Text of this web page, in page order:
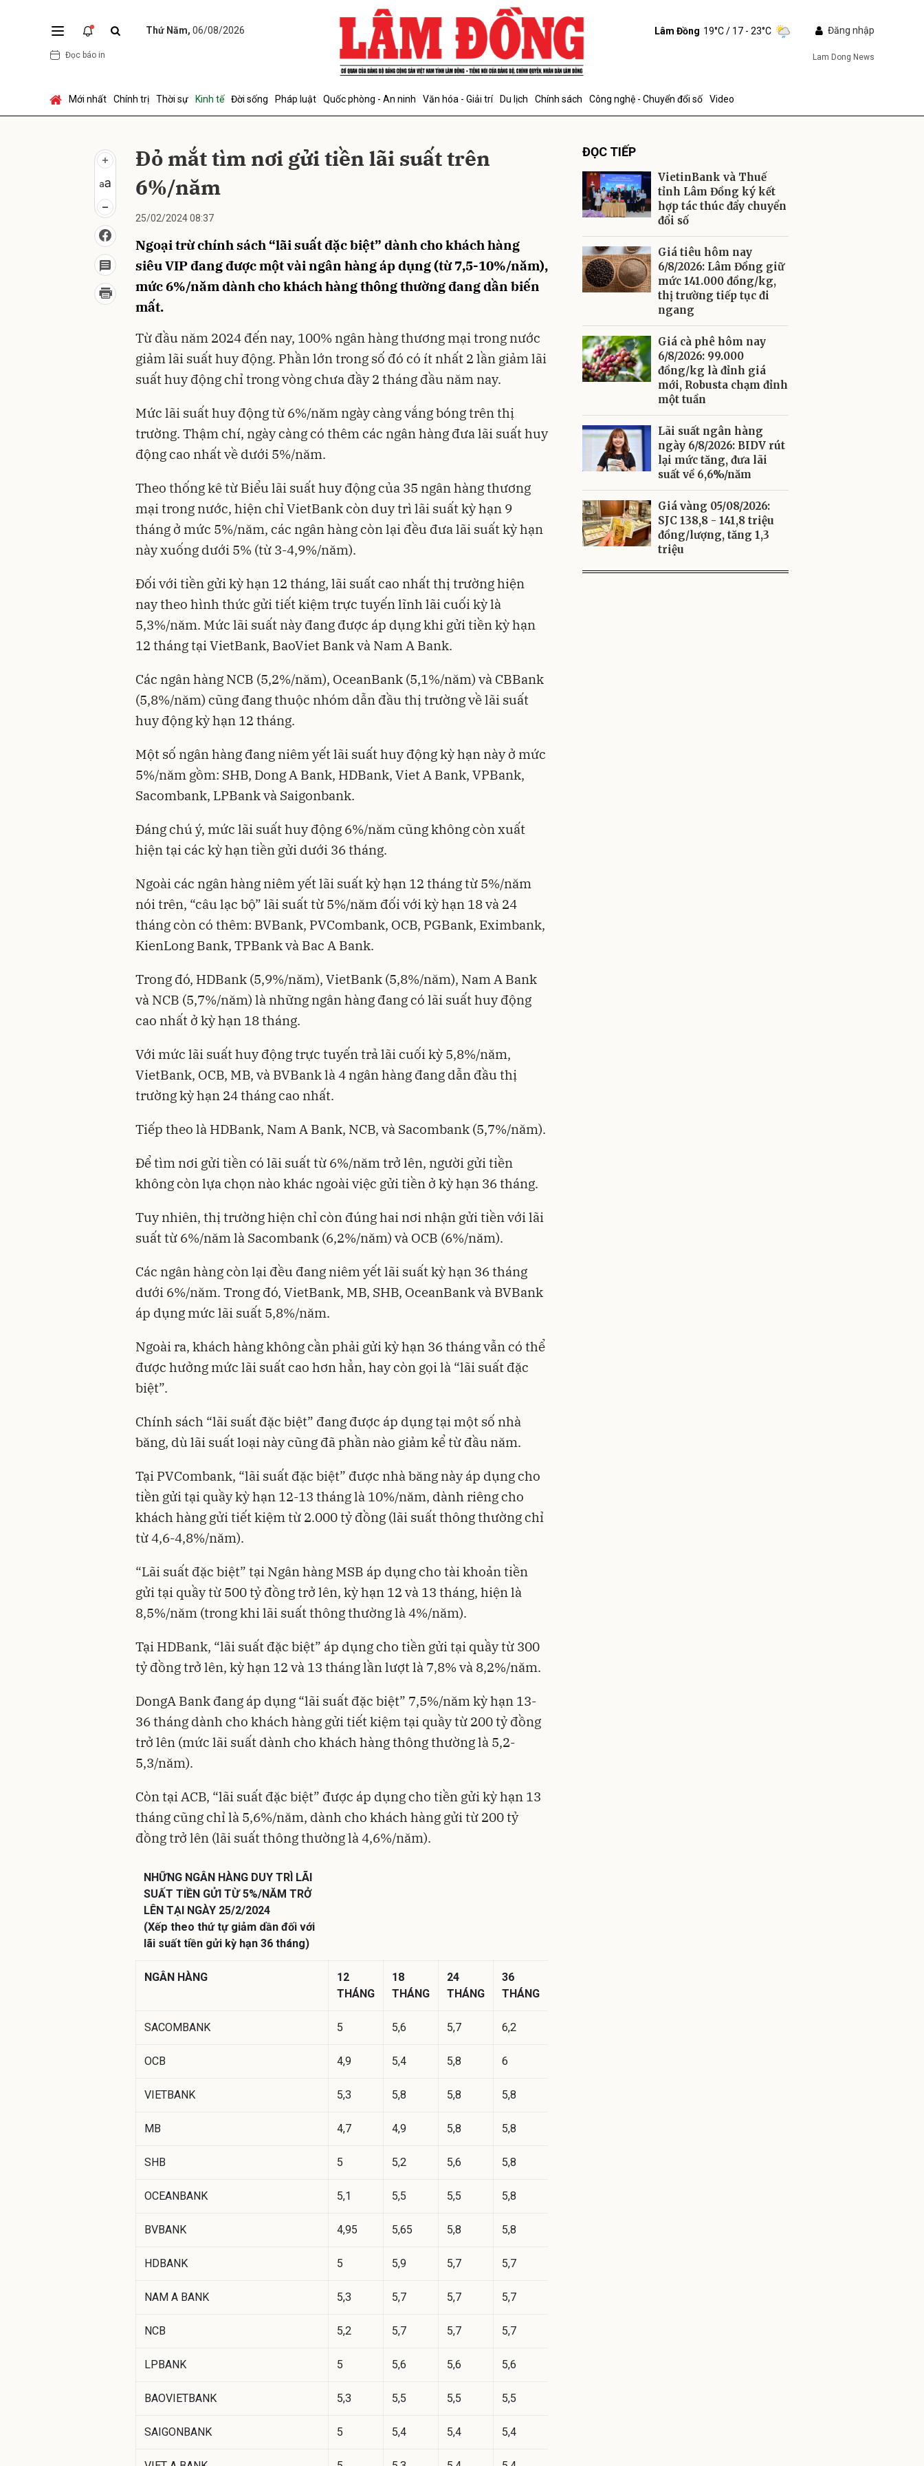
Thứ Năm, 06/08/2026
Đọc báo in
Lâm Đồng 19°C/ 17 - 23°C Đăng nhập
Lam Dong News
Mới nhất Chính trị Thời sự Kinh tế Đời sống Pháp luật Quốc phòng - An ninh Văn hóa - Giải trí Du lịch Chính sách Công nghệ - Chuyển đổi số Video
Đỏ mắt tìm nơi gửi tiền lãi suất trên
6%/năm
25/02/2024 08:37
Ngoại trừ chính sách “lãi suất đặc biệt” dành cho khách hàng
siêu VIP đang được một vài ngân hàng áp dụng (từ 7,5-10%/năm),
mức 6%/năm dành cho khách hàng thông thường đang dần biến
mất.
Từ đầu năm 2024 đến nay, 100% ngân hàng thương mại trong nước
giảm lãi suất huy động. Phần lớn trong số đó có ít nhất 2 lần giảm lãi
suất huy động chỉ trong vòng chưa đầy 2 tháng đầu năm nay.
Mức lãi suất huy động từ 6%/năm ngày càng vắng bóng trên thị
trường. Thậm chí, ngày càng có thêm các ngân hàng đưa lãi suất huy
động cao nhất về dưới 5%/năm.
Theo thống kê từ Biểu lãi suất huy động của 35 ngân hàng thương
mại trong nước, hiện chỉ VietBank còn duy trì lãi suất kỳ hạn 9
tháng ở mức 5%/năm, các ngân hàng còn lại đều đưa lãi suất kỳ hạn
này xuống dưới 5% (từ 3-4,9%/năm).
Đối với tiền gửi kỳ hạn 12 tháng, lãi suất cao nhất thị trường hiện
nay theo hình thức gửi tiết kiệm trực tuyến lĩnh lãi cuối kỳ là
5,3%/năm. Mức lãi suất này đang được áp dụng khi gửi tiền kỳ hạn
12 tháng tại VietBank, BaoViet Bank và Nam A Bank.
Các ngân hàng NCB (5,2%/năm), OceanBank (5,1%/năm) và CBBank
(5,8%/năm) cũng đang thuộc nhóm dẫn đầu thị trường về lãi suất
huy động kỳ hạn 12 tháng.
Một số ngân hàng đang niêm yết lãi suất huy động kỳ hạn này ở mức
5%/năm gồm: SHB, Dong A Bank, HDBank, Viet A Bank, VPBank,
Sacombank, LPBank và Saigonbank.
Đáng chú ý, mức lãi suất huy động 6%/năm cũng không còn xuất
hiện tại các kỳ hạn tiền gửi dưới 36 tháng.
Ngoài các ngân hàng niêm yết lãi suất kỳ hạn 12 tháng từ 5%/năm
nói trên, “câu lạc bộ” lãi suất từ 5%/năm đối với kỳ hạn 18 và 24
tháng còn có thêm: BVBank, PVCombank, OCB, PGBank, Eximbank,
KienLong Bank, TPBank và Bac A Bank.
Trong đó, HDBank (5,9%/năm), VietBank (5,8%/năm), Nam A Bank
và NCB (5,7%/năm) là những ngân hàng đang có lãi suất huy động
cao nhất ở kỳ hạn 18 tháng.
Với mức lãi suất huy động trực tuyến trả lãi cuối kỳ 5,8%/năm,
VietBank, OCB, MB, và BVBank là 4 ngân hàng đang dẫn đầu thị
trường kỳ hạn 24 tháng cao nhất.
Tiếp theo là HDBank, Nam A Bank, NCB, và Sacombank (5,7%/năm).
Để tìm nơi gửi tiền có lãi suất từ 6%/năm trở lên, người gửi tiền
không còn lựa chọn nào khác ngoài việc gửi tiền ở kỳ hạn 36 tháng.
Tuy nhiên, thị trường hiện chỉ còn đúng hai nơi nhận gửi tiền với lãi
suất từ 6%/năm là Sacombank (6,2%/năm) và OCB (6%/năm).
Các ngân hàng còn lại đều đang niêm yết lãi suất kỳ hạn 36 tháng
dưới 6%/năm. Trong đó, VietBank, MB, SHB, OceanBank và BVBank
áp dụng mức lãi suất 5,8%/năm.
Ngoài ra, khách hàng không cần phải gửi kỳ hạn 36 tháng vẫn có thể
được hưởng mức lãi suất cao hơn hẳn, hay còn gọi là “lãi suất đặc
biệt”.
Chính sách “lãi suất đặc biệt” đang được áp dụng tại một số nhà
băng, dù lãi suất loại này cũng đã phần nào giảm kể từ đầu năm.
Tại PVCombank, “lãi suất đặc biệt” được nhà băng này áp dụng cho
tiền gửi tại quầy kỳ hạn 12-13 tháng là 10%/năm, dành riêng cho
khách hàng gửi tiết kiệm từ 2.000 tỷ đồng (lãi suất thông thường chỉ
từ 4,6-4,8%/năm).
“Lãi suất đặc biệt” tại Ngân hàng MSB áp dụng cho tài khoản tiền
gửi tại quầy từ 500 tỷ đồng trở lên, kỳ hạn 12 và 13 tháng, hiện là
8,5%/năm (trong khi lãi suất thông thường là 4%/năm).
Tại HDBank, “lãi suất đặc biệt” áp dụng cho tiền gửi tại quầy từ 300
tỷ đồng trở lên, kỳ hạn 12 và 13 tháng lần lượt là 7,8% và 8,2%/năm.
DongA Bank đang áp dụng “lãi suất đặc biệt” 7,5%/năm kỳ hạn 13-
36 tháng dành cho khách hàng gửi tiết kiệm tại quầy từ 200 tỷ đồng
trở lên (mức lãi suất dành cho khách hàng thông thường là 5,2-
5,3/năm).
Còn tại ACB, “lãi suất đặc biệt” được áp dụng cho tiền gửi kỳ hạn 13
tháng cũng chỉ là 5,6%/năm, dành cho khách hàng gửi từ 200 tỷ
đồng trở lên (lãi suất thông thường là 4,6%/năm).
NHỮNG NGÂN HÀNG DUY TRÌ LÃI
SUẤT TIỀN GỬI TỪ 5%/NĂM TRỞ
LÊN TẠI NGÀY 25/2/2024
(Xếp theo thứ tự giảm dần đối với
lãi suất tiền gửi kỳ hạn 36 tháng)
NGÂN HÀNG
12
THÁNG
18
THÁNG
24
THÁNG
36
THÁNG
SACOMBANK 5 5,6 5,7 6,2
OCB 4,9 5,4 5,8 6
VIETBANK 5,3 5,8 5,8 5,8
MB 4,7 4,9 5,8 5,8
SHB 5 5,2 5,6 5,8
OCEANBANK 5,1 5,5 5,5 5,8
BVBANK 4,95 5,65 5,8 5,8
HDBANK 5 5,9 5,7 5,7
NAM A BANK 5,3 5,7 5,7 5,7
NCB 5,2 5,7 5,7 5,7
LPBANK 5 5,6 5,6 5,6
BAOVIETBANK 5,3 5,5 5,5 5,5
SAIGONBANK 5 5,4 5,4 5,4
ĐỌC TIẾP
VietinBank và Thuế
tỉnh Lâm Đồng ký kết
hợp tác thúc đẩy chuyển
đổi số
Giá tiêu hôm nay
6/8/2026: Lâm Đồng giữ
mức 141.000 đồng/kg,
thị trường tiếp tục đi
ngang
Giá cà phê hôm nay
6/8/2026: 99.000
đồng/kg là đỉnh giá
mới, Robusta chạm đỉnh
một tuần
Lãi suất ngân hàng
ngày 6/8/2026: BIDV rút
lại mức tăng, đưa lãi
suất về 6,6%/năm
Giá vàng 05/08/2026:
SJC 138,8 - 141,8 triệu
đồng/lượng, tăng 1,3
triệu
Gửi bình luận